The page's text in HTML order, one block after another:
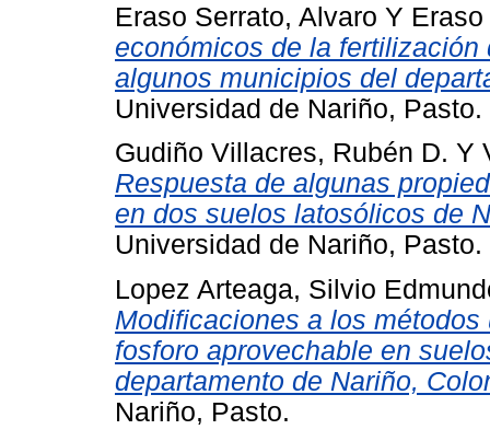
Eraso Serrato, Alvaro Y
económicos de la fertilización
algunos municipios del
Universidad de Nariño, Pasto.
Gudiño Villacres, Rubén D. Y
Respuesta de algunas
en dos suelos latosólicos de
Universidad de Nariño, Pasto.
Lopez Arteaga, Silvio
Modificaciones a los
fosforo aprovechable en
departamento de Nariño,
Nariño, Pasto.